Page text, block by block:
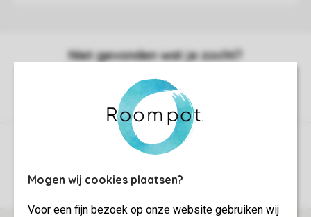
Mogen wij cookies plaatsen?
Voor een fijn bezoek op onze website gebruiken wij
Controle over jouw gegevens & privacy
Instellingen wijzigen